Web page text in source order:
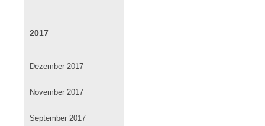
2017
Dezember 2017
November 2017
September 2017